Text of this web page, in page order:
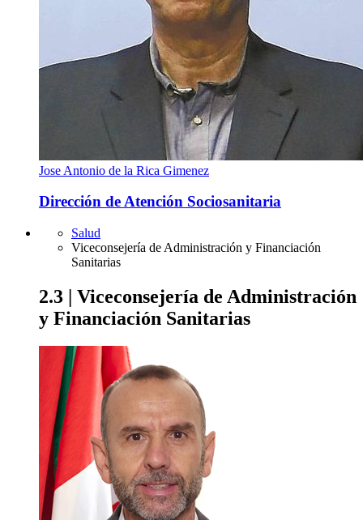
Jose Antonio de la Rica Gimenez
Dirección de Atención Sociosanitaria
Salud
Viceconsejería de Administración y Financiación
Sanitarias
2.3 | Viceconsejería de Administración
y Financiación Sanitarias